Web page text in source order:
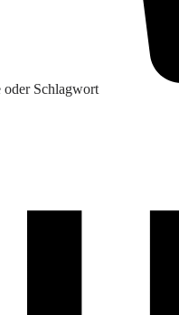
oder Schlagwort